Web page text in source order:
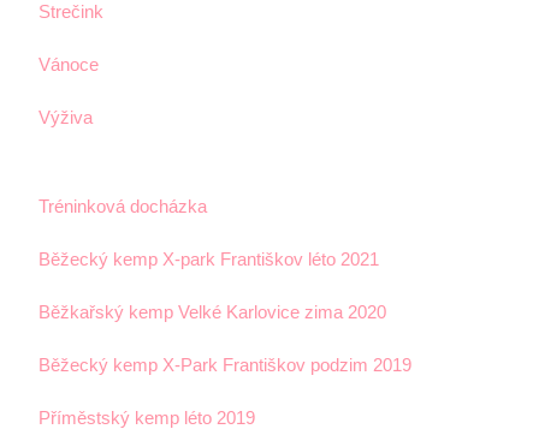
Strečink
Vánoce
Výživa
Tréninková docházka
Běžecký kemp X-park Františkov léto 2021
Běžkařský kemp Velké Karlovice zima 2020
Běžecký kemp X-Park Františkov podzim 2019
Příměstský kemp léto 2019